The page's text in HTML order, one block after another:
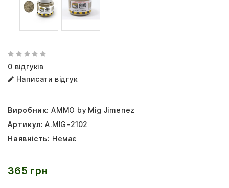
0 відгуків
Написати відгук
Виробник: AMMO by Mig Jimenez
Артикул: A.MIG-2102
Наявність: Немає
365 грн